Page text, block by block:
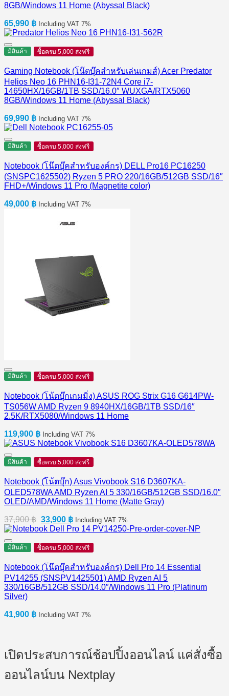
8GB/Windows 11 Home (Abyssal Black)
65,990 ฿ Including VAT 7%
มีสินค้า ซื้อครบ 5,000 ส่งฟรี
Gaming Notebook (โน๊ตบุ๊คสำหรับเล่นเกมส์) Acer Predator
Helios Neo 16 PHN16-I31-72N4 Core i7-
14650HX/16GB/1TB SSD/16.0″ WUXGA/RTX5060
8GB/Windows 11 Home (Abyssal Black)
69,990 ฿ Including VAT 7%
มีสินค้า ซื้อครบ 5,000 ส่งฟรี
Notebook (โน๊ตบุ๊คสำหรับองค์กร) DELL Pro16 PC16250
(SNSPC1625502) Ryzen 5 PRO 220/16GB/512GB SSD/16″
FHD+/Windows 11 Pro (Magnetite color)
49,000 ฿ Including VAT 7%
มีสินค้า ซื้อครบ 5,000 ส่งฟรี
Notebook (โน้ตบุ๊กเกมมิ่ง) ASUS ROG Strix G16 G614PW-
TS056W AMD Ryzen 9 8940HX/16GB/1TB SSD/16″
2.5K/RTX5080/Windows 11 Home
119,900 ฿ Including VAT 7%
มีสินค้า ซื้อครบ 5,000 ส่งฟรี
Notebook (โน้ตบุ๊ก) Asus Vivobook S16 D3607KA-
OLED578WA AMD Ryzen AI 5 330/16GB/512GB SSD/16.0″
OLED/AMD/Windows 11 Home (Matte Gray)
37,900฿ Original
price
37,900 ฿.
33,900 ฿Current
price
33,900 ฿.
Including VAT 7%
มีสินค้า ซื้อครบ 5,000 ส่งฟรี
Notebook (โน๊ตบุ๊คสำหรับองค์กร) Dell Pro 14 Essential
PV14255 (SNSPV1425501) AMD Ryzen AI 5
330/16GB/512GB SSD/14.0″/Windows 11 Pro (Platinum
Silver)
41,900 ฿ Including VAT 7%
เปิดประสบการณ์ช้อปปิ้งออนไลน์ แค่สั่งซื้อ
ออนไลน์บน Nextplay